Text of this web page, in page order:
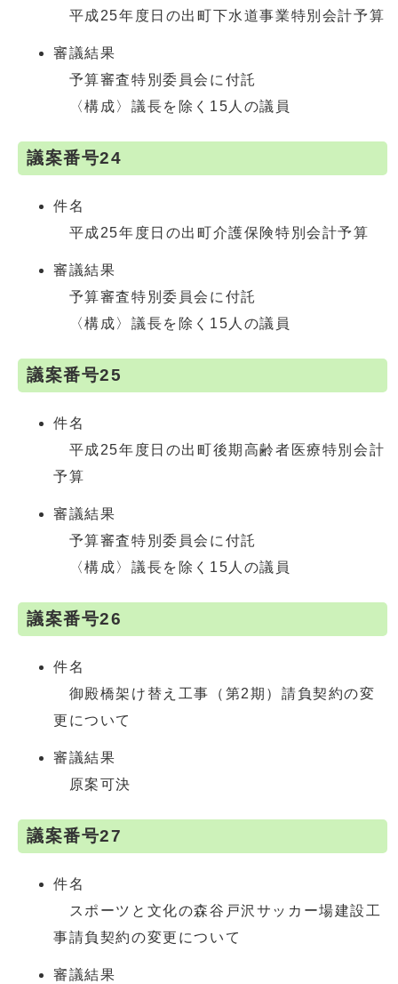
平成25年度日の出町下水道事業特別会計予算
審議結果
予算審査特別委員会に付託
〈構成〉議長を除く15人の議員
議案番号24
件名
平成25年度日の出町介護保険特別会計予算
審議結果
予算審査特別委員会に付託
〈構成〉議長を除く15人の議員
議案番号25
件名
平成25年度日の出町後期高齢者医療特別会計
予算
審議結果
予算審査特別委員会に付託
〈構成〉議長を除く15人の議員
議案番号26
件名
御殿橋架け替え工事（第2期）請負契約の変
更について
審議結果
原案可決
議案番号27
件名
スポーツと文化の森谷戸沢サッカー場建設工
事請負契約の変更について
審議結果